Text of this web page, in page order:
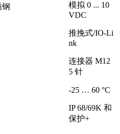
钢
模拟 0 ... 10
VDC
推挽式/IO-Li
nk
连接器 M12
5 针
-25 … 60 °C
IP 68/69K 和
保护+